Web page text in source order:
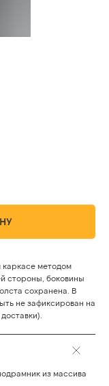
каркасе методом
стороны, боковины
сохранена. В
не зафиксирован на
из массива